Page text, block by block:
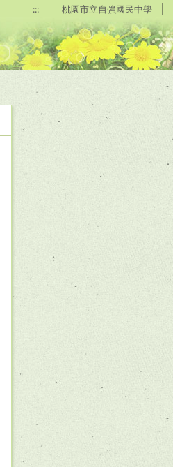
::: 桃園市立自強國民中學